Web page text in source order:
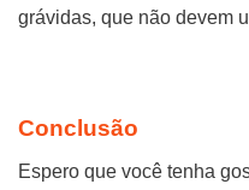
grávidas, que não devem
Conclusão
Espero que você tenha